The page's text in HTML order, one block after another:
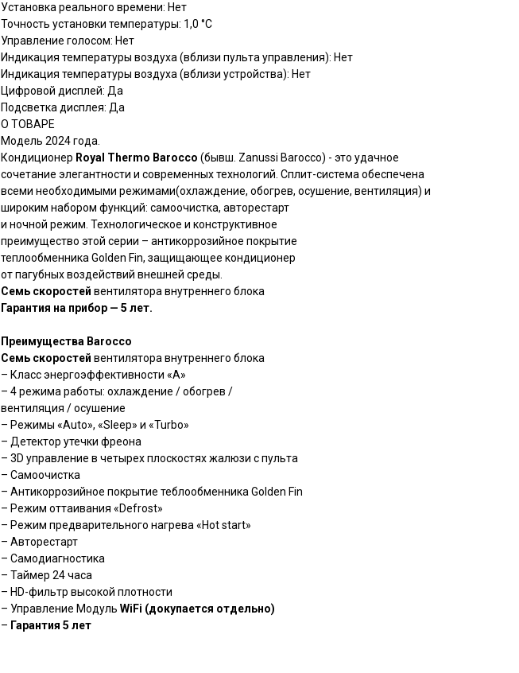
Установка реального времени: Нет
Точность установки температуры: 1,0 °С
Управление голосом: Нет
Индикация температуры воздуха (вблизи пульта управления): Нет
Индикация температуры воздуха (вблизи устройства): Нет
Цифровой дисплей: Да
Подсветка дисплея: Да
О ТОВАРЕ
Модель 2024 года.
Кондиционер Royal Thermo Barocco (бывш. Zanussi Barocco) - это удачное
сочетание элегантности и современных технологий. Сплит-система обеспечена
всеми необходимыми режимами(охлаждение, обогрев, осушение, вентиляция) и
широким набором функций: самоочистка, авторестарт
и ночной режим. Технологическое и конструктивное
преимущество этой серии – антикоррозийное покрытие
теплообменника Golden Fin, защищающее кондиционер
от пагубных воздействий внешней среды.
Семь скоростей вентилятора внутреннего блока
Гарантия на прибор — 5 лет.
Преимущества Barocco
Семь скоростей вентилятора внутреннего блока
– Класс энергоэффективности «A»
– 4 режима работы: охлаждение / обогрев /
вентиляция / осушение
– Режимы «Auto», «Sleep» и «Turbo»
– Детектор утечки фреона
– 3D управление в четырех плоскостях жалюзи с пульта
– Самоочистка
– Антикоррозийное покрытие теблообменника Golden Fin
– Режим оттаивания «Defrost»
– Режим предварительного нагрева «Hot start»
– Авторестарт
– Самодиагностика
– Таймер 24 часа
– HD-фильтр высокой плотности
– Управление Модуль WiFi (докупается отдельно)
– Гарантия 5 лет